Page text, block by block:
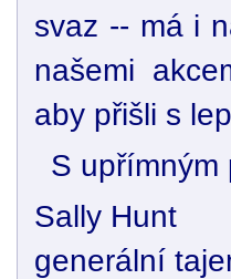
svaz -- má i
našemi
aby přišli s
S upřímným
Sally Hunt
generální